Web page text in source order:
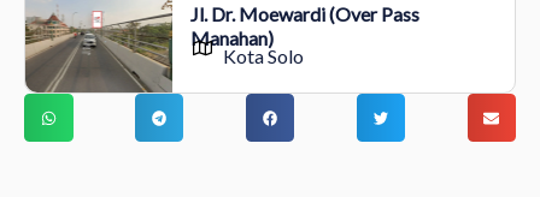
Jl. Dr. Moewardi (Over Pass
Manahan)
Kota Solo